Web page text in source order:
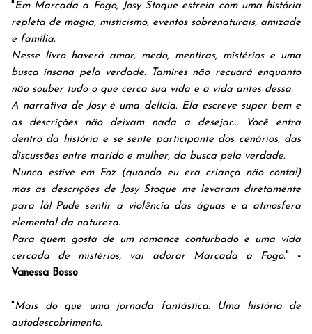
"Em Marcada a Fogo, Josy Stoque estreia com uma história
repleta de magia, misticismo, eventos sobrenaturais, amizade
e família.
Nesse livro haverá amor, medo, mentiras, mistérios e uma
busca insana pela verdade. Tamires não recuará enquanto
não souber tudo o que cerca sua vida e a vida antes dessa.
A narrativa de Josy é uma delícia. Ela escreve super bem e
as descrições não deixam nada a desejar… Você entra
dentro da história e se sente participante dos cenários, das
discussões entre marido e mulher, da busca pela verdade.
Nunca estive em Foz (quando eu era criança não conta!)
mas as descrições de Josy Stoque me levaram diretamente
para lá! Pude sentir a violência das águas e a atmosfera
elemental da natureza.
Para quem gosta de um romance conturbado e uma vida
cercada de mistérios, vai adorar Marcada a Fogo." -
Vanessa Bosso
"Mais do que uma jornada fantástica. Uma história de
autodescobrimento.